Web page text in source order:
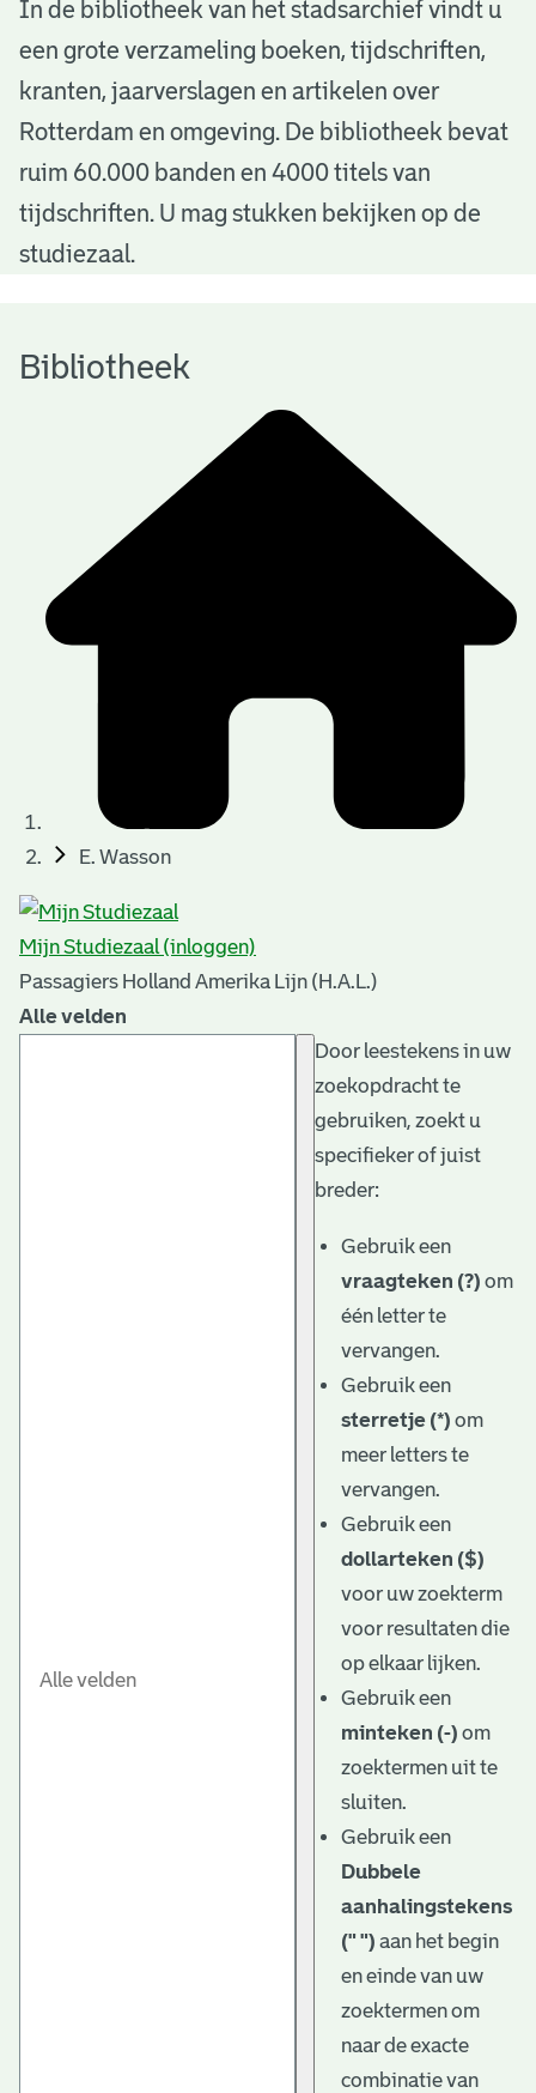
B
b
o
h
In de bibliotheek van het stadsarchief vindt u
een grote verzameling boeken, tijdschriften,
kranten, jaarverslagen en artikelen over
Rotterdam en omgeving. De bibliotheek bevat
ruim 60.000 banden en 4000 titels van
tijdschriften. U mag stukken bekijken op de
studiezaal.
Bibliotheek
E. Wasson
Mijn Studiezaal (inloggen)
Passagiers Holland Amerika Lijn (H.A.L.)
Alle velden
Door leestekens in uw
zoekopdracht te
gebruiken, zoekt u
specifieker of juist
breder:
Gebruik een
vraagteken (?) om
één letter te
vervangen.
Gebruik een
sterretje (*) om
meer letters te
vervangen.
Gebruik een
dollarteken ($)
voor uw zoekterm
voor resultaten die
op elkaar lijken.
Gebruik een
minteken (-) om
zoektermen uit te
sluiten.
Gebruik een
Dubbele
aanhalingstekens
(" ") aan het begin
en einde van uw
zoektermen om
naar de exacte
combinatie van